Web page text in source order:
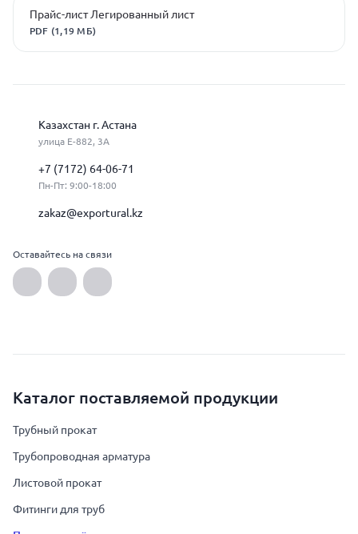
Прайс-лист Легированный лист
PDF (1,19 МБ)
Казахстан г. Астана
улица Е-882, 3А
+7 (7172) 64-06-71
Пн-Пт: 9:00-18:00
zakaz@exportural.kz
Оставайтесь на связи
Каталог поставляемой продукции
Трубный прокат
Трубопроводная арматура
Листовой прокат
Фитинги для труб